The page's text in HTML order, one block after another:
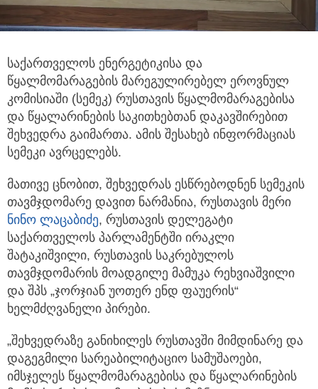
საქართველოს ენერგეტიკისა და
წყალმომარაგების მარეგულირებელ ეროვნულ
კომისიაში (სემეკ) რუსთავის წყალმომარაგებისა
და წყალარინების საკითხებთან დაკავშირებით
შეხვედრა გაიმართა. ამის შესახებ ინფორმაციას
სემეკი ავრცელებს.
მათივე ცნობით, შეხვედრას ესწრებოდნენ სემეკის
თავმჯდომარე დავით ნარმანია, რუსთავის მერი
ნინო ლაცაბიძე, რუსთავის დელეგატი
საქართველოს პარლამენტში ირაკლი
შატაკიშვილი, რუსთავის საკრებულოს
თავმჯდომარის მოადგილე მამუკა რეხვიაშვილი
და შპს „ჯორჯიან უოთერ ენდ ფაუერის“
ხელმძღვანელი პირები.
„შეხვედრაზე განიხილეს რუსთავში მიმდინარე და
დაგეგმილი სარეაბილიტაციო სამუშაოები,
იმსჯელეს წყალმომარაგებისა და წყალარინების